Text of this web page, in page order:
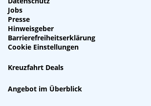
Jobs
Presse
Hinweisgeber
Barrierefreiheitserklärung
Cookie Einstellungen
Kreuzfahrt Deals
Single-Kreuzfahrten
Kreuzfahrt mit Kindern
Angebot im Überblick